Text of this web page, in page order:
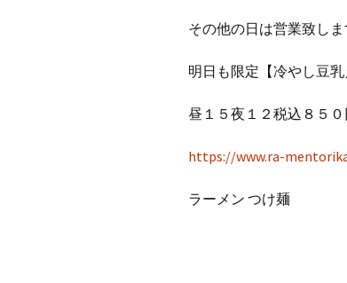
その他の日は営業致しま
明日も限定【冷やし豆
昼１５夜１２税込８５０
https://www.ra-
ラーメン つけ麺